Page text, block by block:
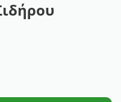
| 100gr ποσότητα